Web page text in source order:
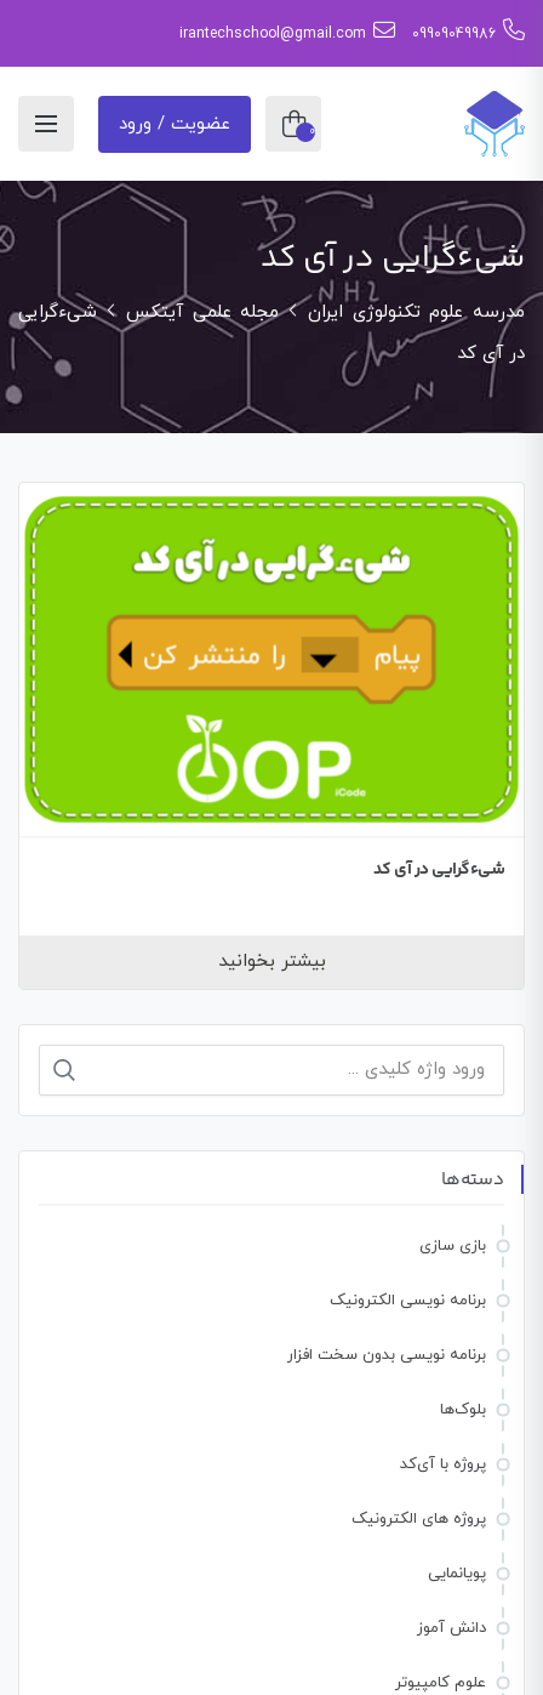
09909049986
irantechschool@gmail.com
0 عضویت / ورود
شیءگرایی در آی کد
مدرسه علوم تکنولوژی ایران مجله علمی آیتکس
شیءگرایی
در آی کد
شیءگرایی در آی کد
بیشتر بخوانید
جستجو
دسته‌ها
بازی سازی
برنامه نویسی الکترونیک
برنامه نویسی بدون سخت افزار
بلوک‌ها
پروژه با آی‌کد
پروژه های الکترونیک
پویانمایی
دانش آموز
علوم کامپیوتر